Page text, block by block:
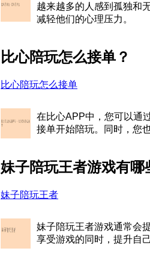
越来越多的人感到孤独和
减轻他们的心理压力。
比心陪玩怎么接单？
比心陪玩怎么接单
在比心APP中，您可以通
接单开始陪玩。同时，您
妹子陪玩王者游戏有哪
妹子陪玩王者
妹子陪玩王者游戏通常会
享受游戏的同时，提升自